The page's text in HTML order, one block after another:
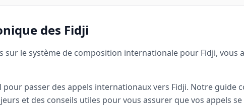
des Fidji
le système de composition internationale pour Fidji, vous
pour passer des appels internationaux vers Fidji. Notre
et des conseils utiles pour vous assurer que vos appels